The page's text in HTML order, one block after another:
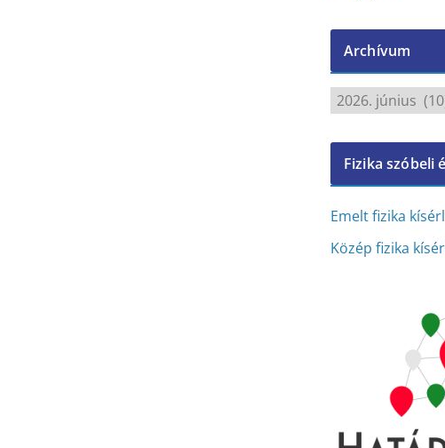
Archívum
c
í
v
m
Fizika szóbeli
Emelt fizika
Közép fizika